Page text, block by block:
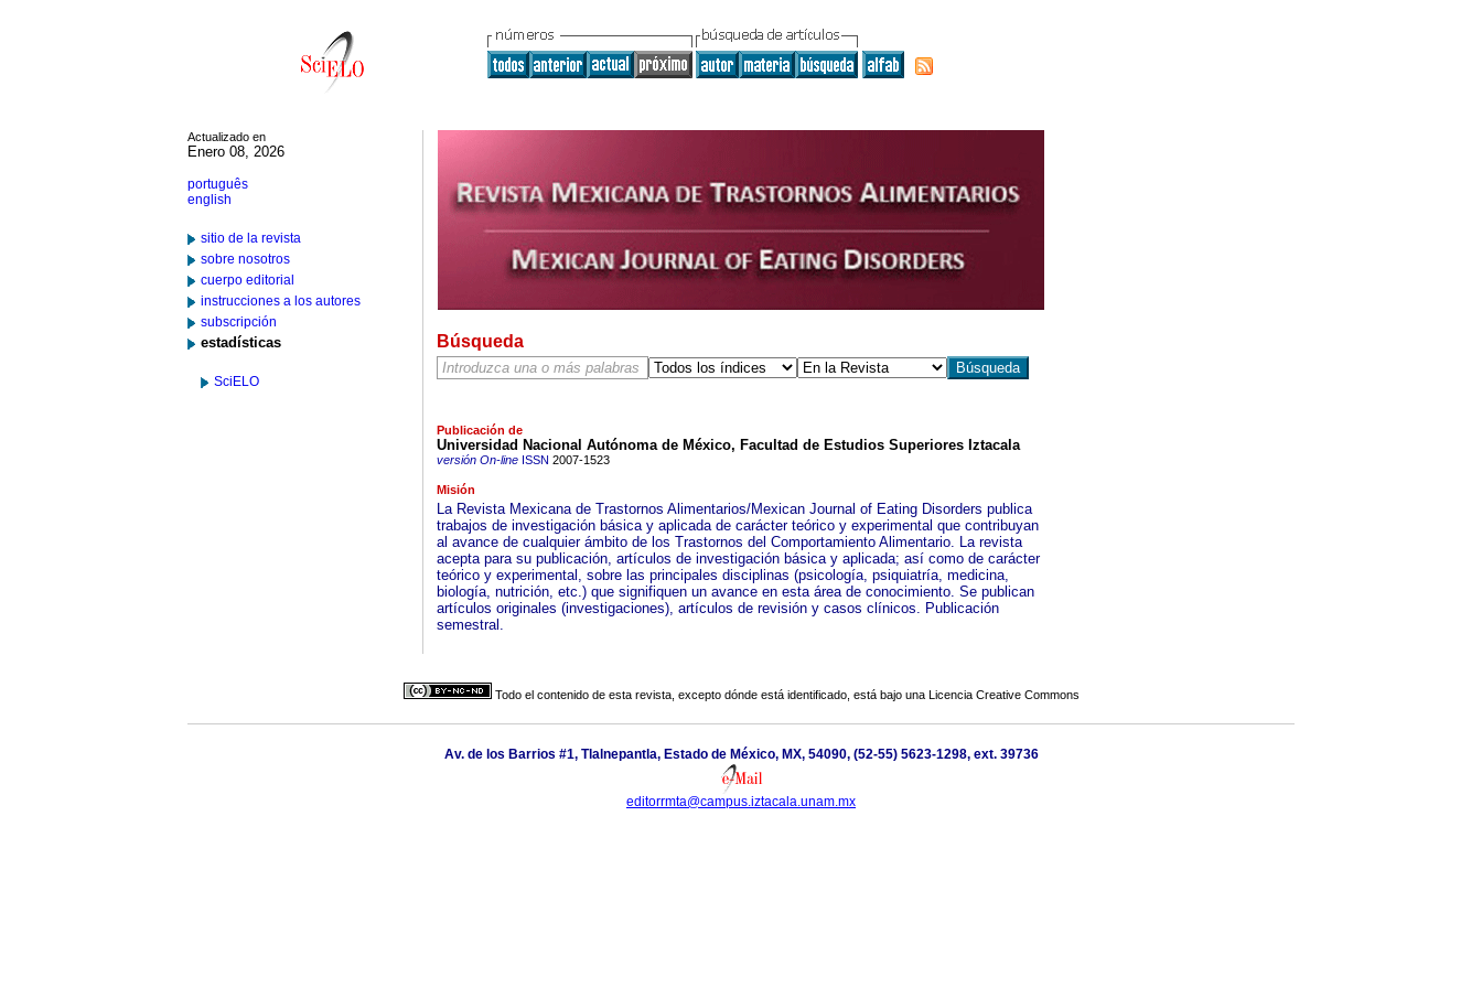
Actualizado en
Enero 08, 2026
português
english
sitio de la revista
sobre nosotros
cuerpo editorial
instrucciones a los autores
subscripción
estadísticas
SciELO
Búsqueda
Publicación de
Universidad Nacional Autónoma de México, Facultad de Estudios Superiores Iztacala
versión On-lineISSN 2007-1523
Misión
La Revista Mexicana de Trastornos Alimentarios/Mexican Journal of Eating Disorders publica
trabajos de investigación básica y aplicada de carácter teórico y experimental que contribuyan
al avance de cualquier ámbito de los Trastornos del Comportamiento Alimentario. La revista
acepta para su publicación, artículos de investigación básica y aplicada; así como de carácter
teórico y experimental, sobre las principales disciplinas (psicología, psiquiatría, medicina,
biología, nutrición, etc.) que signifiquen un avance en esta área de conocimiento. Se publican
artículos originales (investigaciones), artículos de revisión y casos clínicos. Publicación
semestral.
Todo el contenido de esta revista, excepto dónde está identificado, está bajo una Licencia Creative Commons
Av. de los Barrios #1, Tlalnepantla, Estado de México, MX, 54090, (52-55) 5623-1298, ext. 39736
editorrmta@campus.iztacala.unam.mx